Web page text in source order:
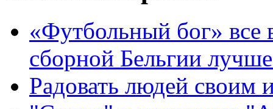
«Футбольный бог» все
сборной Бельгии
Радовать людей своим